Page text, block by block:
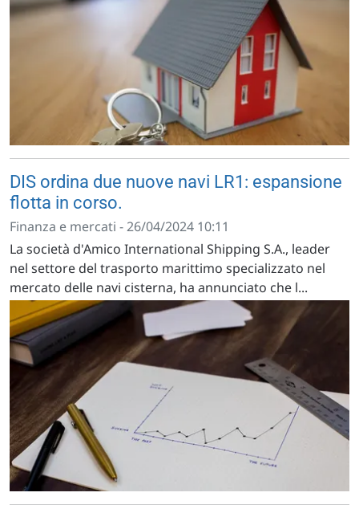
DIS ordina due nuove navi LR1: espansione
flotta in corso.
Finanza e mercati - 26/04/2024 10:11
La società d'Amico International Shipping S.A., leader
nel settore del trasporto marittimo specializzato nel
mercato delle navi cisterna, ha annunciato che l...